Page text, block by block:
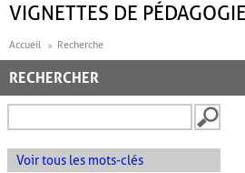
VIGNETTES DE
Accueil Recherche
RECHERCHER
Voir tous les mots-clés